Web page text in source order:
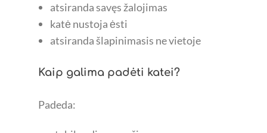
atsiranda savęs žalojimas
katė nustoja ėsti
atsiranda šlapinimasis ne vietoje
Kaip galima padėti katei?
Padeda: